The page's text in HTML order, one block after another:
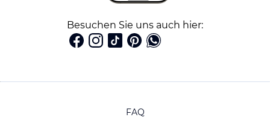
Besuchen Sie uns auch hier:
FAQ